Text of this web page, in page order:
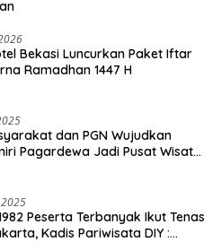
Bekasi Luncurkan Paket Iftar
Ramadhan 1447 H
dan PGN Wujudkan
Pagardewa Jadi Pusat Wisata
Peserta Terbanyak Ikut Tenas
Kadis Pariwisata DIY :